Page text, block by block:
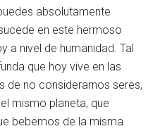
absolutamente
en este hermoso
a nivel de humanidad. Tal
que hoy vive en las
de no considerarnos seres,
mismo planeta, que
bebemos de la misma